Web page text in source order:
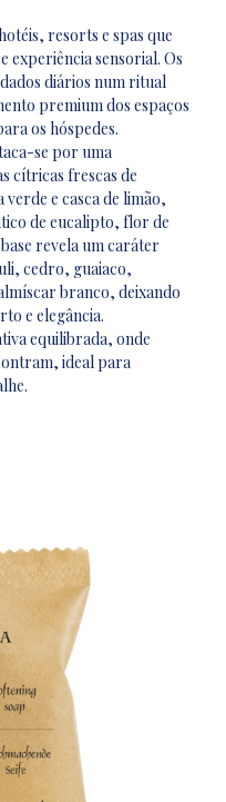
resorts e spas que
experiência sensorial. Os
diários num ritual
premium dos espaços
os hóspedes.
se por uma
cítricas frescas de
e casca de limão,
de eucalipto, flor de
revela um caráter
cedro, guaiaco,
branco, deixando
e elegância.
equilibrada, onde
ideal para